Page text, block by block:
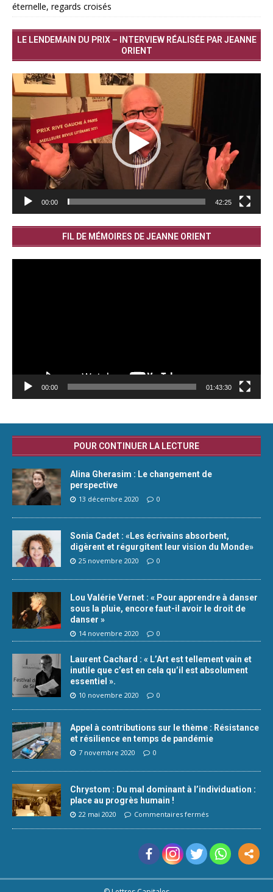
éternelle, regards croisés
LE LENDEMAIN DU PRIX – INTERVIEW RÉALISÉE PAR JEANNE
ORIENT
Lecteur
vidéo
00:00 42:25
FIL DE MÉMOIRES DE JEANNE ORIENT
00:00 01:43:30
POUR CONTINUER LA LECTURE
Alina Gherasim : Le changement de
perspective
13 décembre 2020 0
Sonia Cadet : «Les écrivains absorbent,
digèrent et régurgitent leur vision du Monde»
25 novembre 2020 0
Lou Valérie Vernet : « Pour apprendre à danser
sous la pluie, encore faut-il avoir le droit de
danser »
14 novembre 2020 0
Laurent Cachard : « L’Art est tellement vain et
inutile que c’est en cela qu’il est absolument
essentiel ».
10 novembre 2020 0
Appel à contributions sur le thème : Résistance
et résilience en temps de pandémie
7 novembre 2020 0
Chrystom : Du mal dominant à l’individuation :
place au progrès humain !
22 mai 2020 Commentaires fermés